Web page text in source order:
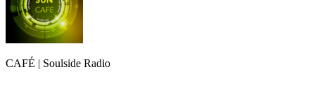
CAFÉ | Soulside Radio